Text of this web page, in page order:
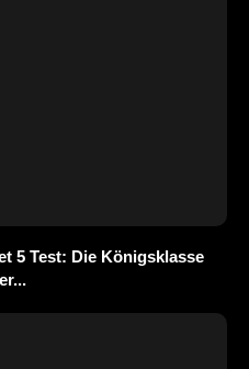
5 Test: Die Königsklasse